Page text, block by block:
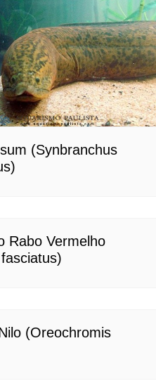
(Synbranchus
Rabo Vermelho
(Oreochromis